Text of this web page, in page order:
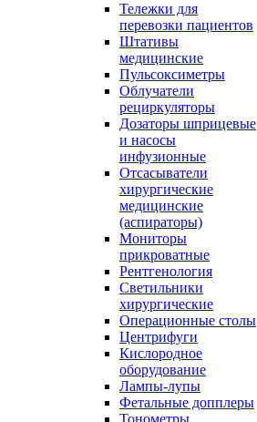
Тележки для
перевозки пациентов
Штативы
медицинские
Пульсоксиметры
Облучатели
рециркуляторы
Дозаторы шприцевые
и насосы
инфузионные
Отсасыватели
хирургические
медицинские
(аспираторы)
Мониторы
прикроватные
Рентгенология
Светильники
хирургические
Операционные столы
Центрифуги
Кислородное
оборудование
Лампы-лупы
Фетальные допплеры
Тонометры